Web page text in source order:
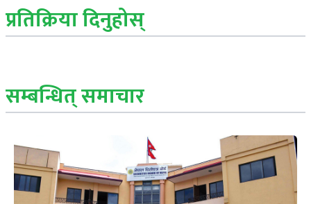
प्रतिक्रिया दिनुहोस्
सम्बन्धित् समाचार